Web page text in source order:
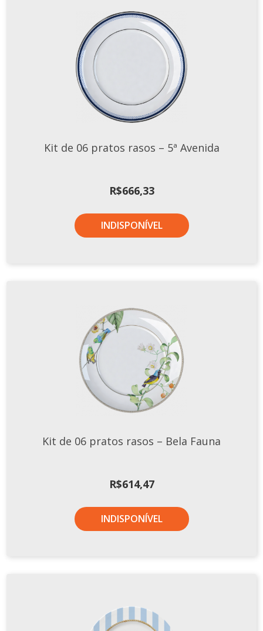
Kit de 06 pratos rasos – 5ª Avenida
R$666,33
INDISPONÍVEL
Kit de 06 pratos rasos – Bela Fauna
R$614,47
INDISPONÍVEL